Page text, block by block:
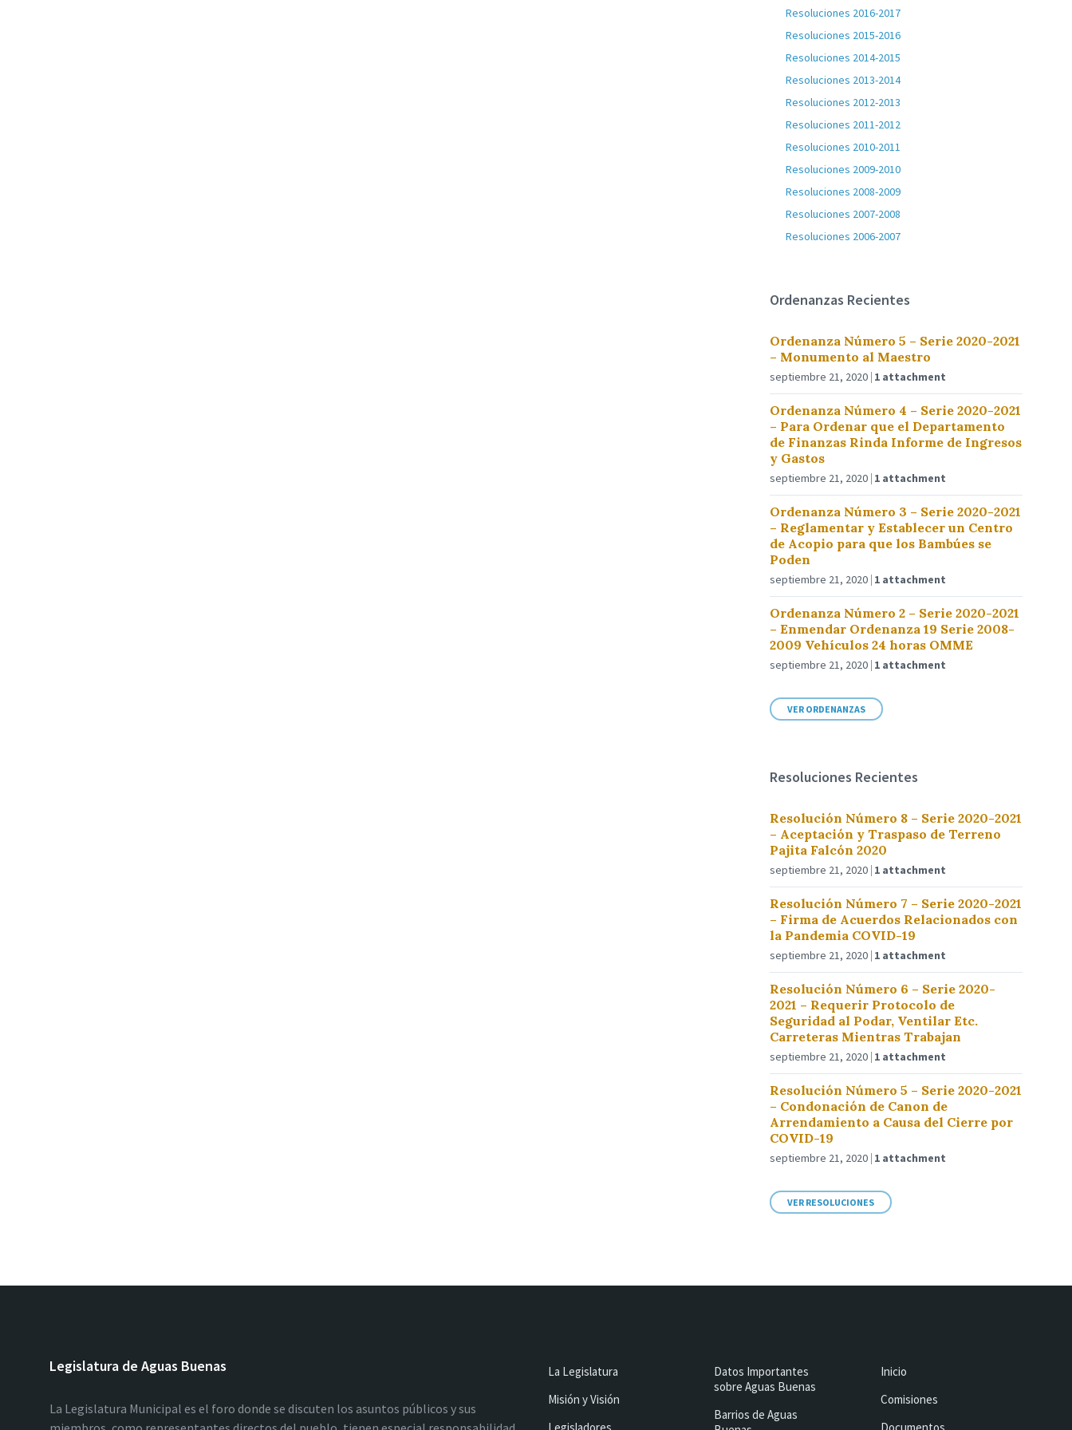
Resoluciones 2016-2017
Resoluciones 2015-2016
Resoluciones 2014-2015
Resoluciones 2013-2014
Resoluciones 2012-2013
Resoluciones 2011-2012
Resoluciones 2010-2011
Resoluciones 2009-2010
Resoluciones 2008-2009
Resoluciones 2007-2008
Resoluciones 2006-2007
Ordenanzas Recientes
Ordenanza Número 5 – Serie 2020-2021
– Monumento al Maestro
septiembre 21, 2020 1 attachment
Ordenanza Número 4 – Serie 2020-2021
– Para Ordenar que el Departamento
de Finanzas Rinda Informe de Ingresos
y Gastos
septiembre 21, 2020 1 attachment
Ordenanza Número 3 – Serie 2020-2021
– Reglamentar y Establecer un Centro
de Acopio para que los Bambúes se
Poden
septiembre 21, 2020 1 attachment
Ordenanza Número 2 – Serie 2020-2021
– Enmendar Ordenanza 19 Serie 2008-
2009 Vehículos 24 horas OMME
septiembre 21, 2020 1 attachment
VER ORDENANZAS
Resoluciones Recientes
Resolución Número 8 – Serie 2020-2021
– Aceptación y Traspaso de Terreno
Pajita Falcón 2020
septiembre 21, 2020 1 attachment
Resolución Número 7 – Serie 2020-2021
– Firma de Acuerdos Relacionados con
la Pandemia COVID-19
septiembre 21, 2020 1 attachment
Resolución Número 6 – Serie 2020-
2021 – Requerir Protocolo de
Seguridad al Podar, Ventilar Etc.
Carreteras Mientras Trabajan
septiembre 21, 2020 1 attachment
Resolución Número 5 – Serie 2020-2021
– Condonación de Canon de
Arrendamiento a Causa del Cierre por
COVID-19
septiembre 21, 2020 1 attachment
VER RESOLUCIONES
Legislatura de Aguas Buenas
La Legislatura Municipal es el foro donde se discuten los asuntos públicos y sus
La Legislatura
Misión y Visión
Datos Importantes
sobre Aguas Buenas
Barrios de Aguas
Inicio
Comisiones